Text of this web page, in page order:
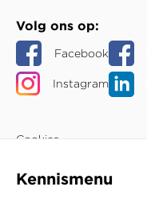
Kennismenu
Volg ons op
Facebook
Instagram
Cookies
Over deze website